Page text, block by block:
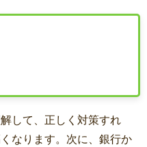
して、正しく対策すれ
なります。次に、銀行か